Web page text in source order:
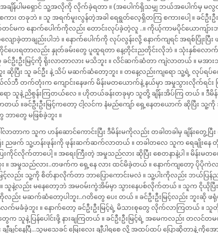
ချိန်ပါမရှောင် သူ့အလိုကို လိုက်ခဲ့ရတာ ။ (အပေါက်ရှိသမျှ ဘယ်အပေါက်မှ မ
ား တခုဘဲ ။ သူ အရက်မူးလွန်တဲ့အခါ ရေရွတ်လေ့ရှိတကြ စကားပေါ့ ။ ခင်ဦးဦ
တင်မက နောက်ပေါက်ကိုလည်း တောင်းလုပ်ခဲ့တဲ့လူ ..။ ကိုယ့်ကာမပိုင်ယောကျ်ားဘဲ
ျောခဲ့တာချည်းပါဘဲ ။ နောက်ပေါက်ကို လုပ်လွန်းလို့ နောက်ကျရင် အရစ်ပြုံးပြီ
င်ပေးရတာလည်း နှုတ်ခမ်းတွေ ပူထူရတာ နေ့တိုင်းညတိုင်းလိုဘဲ ။ သုံးနှစ်လော
ခင်ဦးဦးမြင့်ကို ရိုးလာတာလား မသိဘူး ။ လိင်ဆက်ဆံတာ ကျဲလာတယ် ။ မအာ
း ဆိုပြီး သူ ခင်ဦး နဲ့ သိပ် မဆက်ဆံတော့ဘူး ။ တနေ့လည်းကျရော သူ့ရဲ့ လုပ်ရပ်
တက်တုံးက ကျောင်းနေဖက် မိန်းမတယောက်နဲ့ နယ်မှာ အမှုသွားလိုက်ရင်း ပ
ာ သူနဲ့ ညိစွန်းကြတယ်လေ ။ ဟိုတယ်ခန်းတခုမှာ သူတို့ ချိန်းအိပ်ကြ တယ် ။ ဒီမိ
လာတယ် ။ခင်ဦးဦးမြင့်ကတော့ ငါ့လင်က နံမည်ကျော် ရှေ့နေတယောက် ဆိုပြီး သူ့
ဘာတွေ မဖြစ်ခဲ့ဘူး ။
ါ်လာတာက သူက ဟန်ဆောင်ကောင်းပြီး ဒီမိန်းမကိုလည်း တခါတခါမှ ချိန်းတွေ့
ြီး ညဖက် သူ့ဟန်းဖုန်းကို ဖုန်းဆက်ဆက်လာတယ် ။ တခါတလေ သူက ရေချိုးနေ တုံ
ေးကိုင်လိုက်တာပေါ့ ။ အရေးကြီးတဲ့ အမှုသည်လား ဆိုပြီး စေတနာနဲ့ပါ ။ မိန်းမတ
း ။ အမှုသည်လား..တဖက်က ရှေ့နေ လား ထင်မိခဲ့တယ် ။ နောက်ကျတော့ ပိုပိုကဲလာ
မြင့်လည်း သူ့ကို စိတ်နာလိုက်တာ ဘာပြောကောင်းမလဲ ။ သူ့ပါးကိုလည်း ဘယ်ပြ
သူနဲ့လည်း မနေတော့ဘဲ အမဝမ်းကွဲအိမ်မှာ သွားနေပစ်လိုက်တယ် ။ သူက ငိုယိုပြီး
လည်း မဆက်ဆံတော့ပါဘူး..ဂတိတွေ ပေး တယ် ။ ခင်ဦးဦးမြင့်လည်း ဘူးဆို
က်မခံခဲ့ဘူး ။ နောက်တော့ ခင်ဦးဦးမြင့်ရဲ့ မိသားစုတွေ လိုက်လာကြတယ် ။ သူတို့က
ေက သူနဲ့ ပြန်ပေါင်းဖို့ နားချကြတယ် ။ ခင်ဦးဦးမြင့်ရဲ့ အမေကလည်း တလင်
ချီချင်နေပြီ…သူမသေခင် မြေးလေး ချီပါရစေ လို့ အထပ်ထပ် ပြောဆိုတာနဲ့ ကို